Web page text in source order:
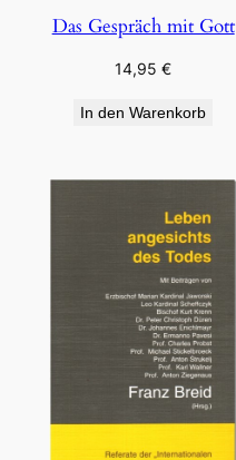
Das Gespräch mit Gott
14,95€
In den Warenkorb